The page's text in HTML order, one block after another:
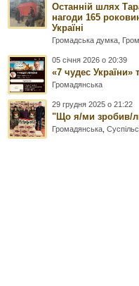
Останній шлях
нагоди 165
Україні
Громадська думка
05 січня 2026 о 20:39
«7 чудес України»
Громадянська
29 грудня 2025 о 21:22
"Що я/ми зробив/
Громадянська ,